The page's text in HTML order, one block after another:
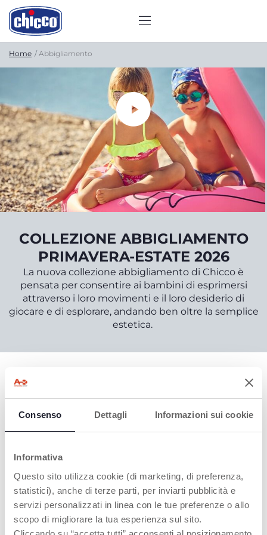
Consenso Dettagli Informazioni sui cookie
Informativa
Questo sito utilizza cookie (di marketing, di preferenza,
statistici), anche di terze parti, per inviarti pubblicità e
servizi personalizzati in linea con le tue preferenze o allo
scopo di migliorare la tua esperienza sul sito.
Home Abbigliamento
COLLEZIONE ABBIGLIAMENTO
PRIMAVERA-ESTATE 2026
La nuova collezione abbigliamento di Chicco è
pensata per consentire ai bambini di esprimersi
attraverso i loro movimenti e il loro desiderio di
giocare e di esplorare, andando ben oltre la semplice
estetica.